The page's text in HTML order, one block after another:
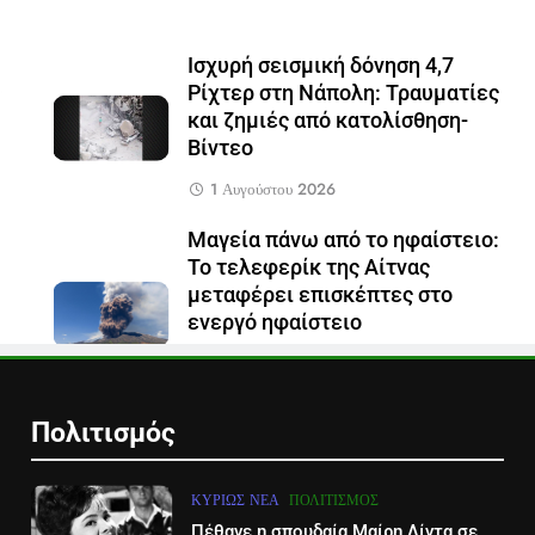
Ισχυρή σεισμική δόνηση 4,7
Ρίχτερ στη Νάπολη: Τραυματίες
και ζημιές από κατολίσθηση-
Βίντεο
1 Αυγούστου 2026
Μαγεία πάνω από το ηφαίστειο:
Το τελεφερίκ της Αίτνας
μεταφέρει επισκέπτες στο
ενεργό ηφαίστειο
29 Ιουλίου 2026
Πολιτισμός
ΚΥΡΊΩΣ ΝΈΑ ΠΟΛΙΤΙΣΜΌΣ